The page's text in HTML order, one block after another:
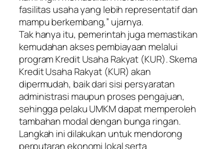
fasilitas usaha yang lebih representatif dan
mampu berkembang,” ujarnya.
Tak hanya itu, pemerintah juga memastikan
kemudahan akses pembiayaan melalui
program Kredit Usaha Rakyat (KUR). Skema
Kredit Usaha Rakyat (KUR) akan
dipermudah, baik dari sisi persyaratan
administrasi maupun proses pengajuan,
sehingga pelaku UMKM dapat memperoleh
tambahan modal dengan bunga ringan.
Langkah ini dilakukan untuk mendorong
perputaran ekonomi lokal serta